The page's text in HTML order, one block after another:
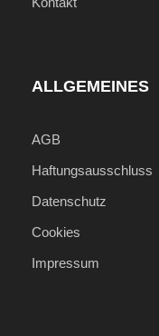
ALLGEMEINES
AGB
Haftungsausschluss
Datenschutz
Cookies
Impressum